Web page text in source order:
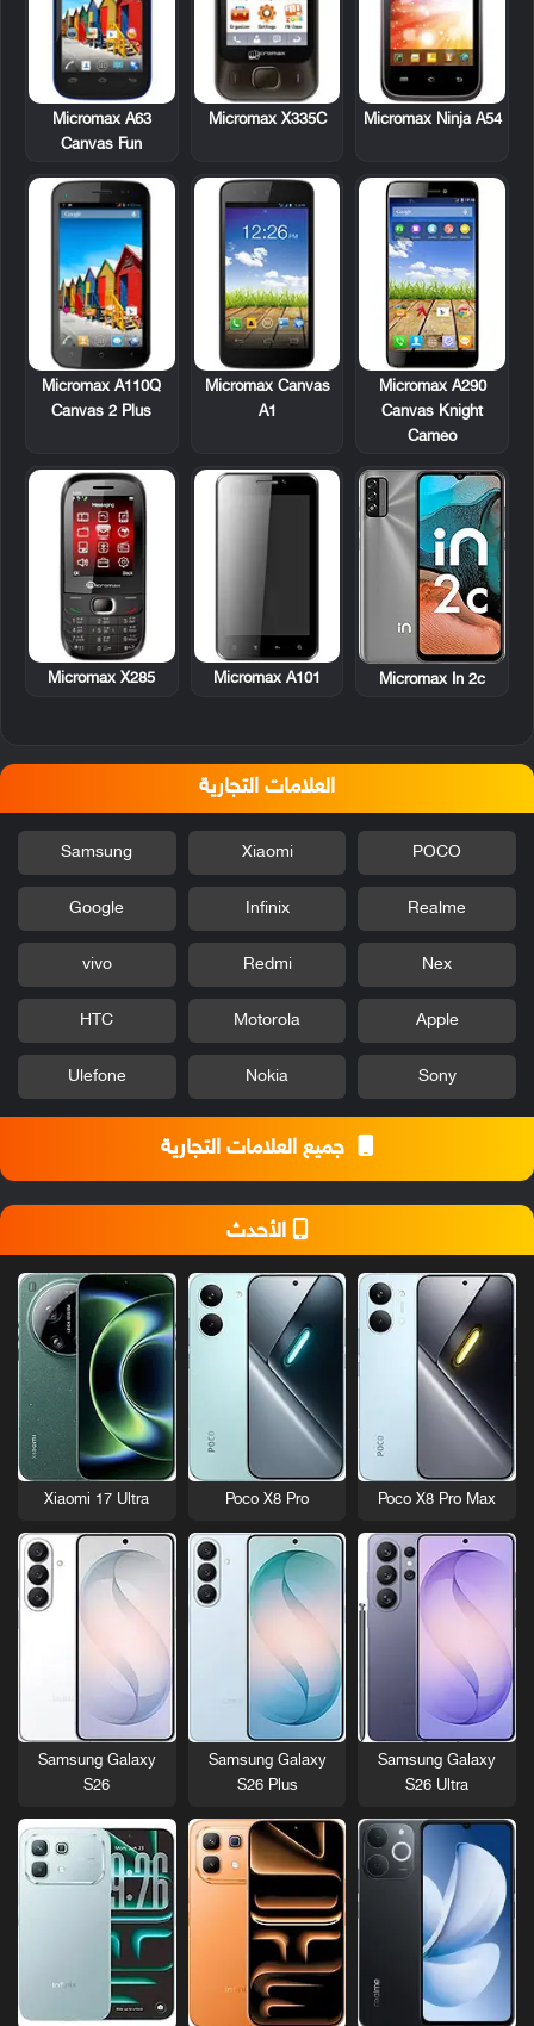
Micromax Ninja A54
Micromax X335C
Micromax A63
Canvas Fun
Micromax A290
Canvas Knight
Cameo
Micromax Canvas
A1
Micromax A110Q
Canvas 2 Plus
Micromax In 2c
Micromax A101
Micromax X285
العلامات التجارية
POCO
Xiaomi
Samsung
Realme
Infinix
Google
Nex
Redmi
vivo
Apple
Motorola
HTC
Sony
Nokia
Ulefone
جميع العلامات التجارية
الأحدث
Poco X8 Pro Max
Poco X8 Pro
Xiaomi 17 Ultra
Samsung Galaxy
S26 Ultra
Samsung Galaxy
S26 Plus
Samsung Galaxy
S26